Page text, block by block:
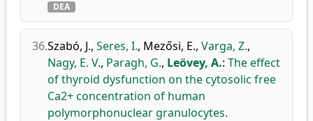
DEA
36.Szabó, J., Seres, I., Mezősi, E., Varga, Z.,
Nagy, E. V., Paragh, G., Leövey, A.: The effect
of thyroid dysfunction on the cytosolic free
Ca2+ concentration of human
polymorphonuclear granulocytes.